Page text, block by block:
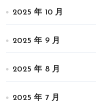
2025 年 10 月
2025 年 9 月
2025 年 8 月
2025 年 7 月